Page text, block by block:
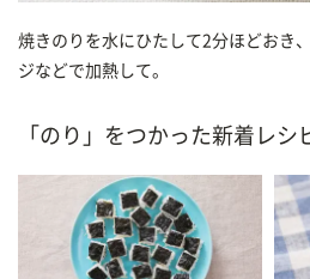
焼きのりを水にひたして2分ほどおき
ジなどで加熱して。
「のり」をつかった新着レシ